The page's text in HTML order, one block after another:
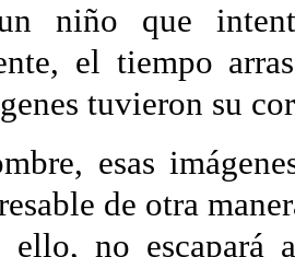
niño que
el tiempo
tuvieron su
esas
de otra
ello, no escapará